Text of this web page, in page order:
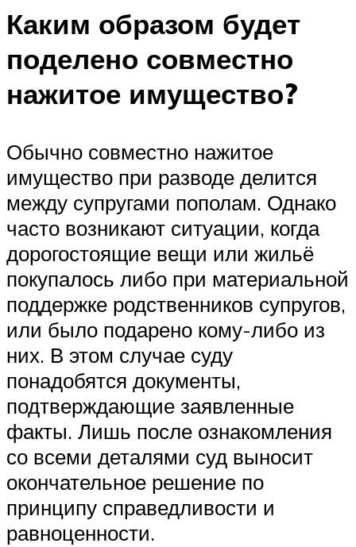
Каким образом будет
поделено совместно
нажитое имущество?
Обычно совместно нажитое
имущество при разводе делится
между супругами пополам. Однако
часто возникают ситуации, когда
дорогостоящие вещи или жильё
покупалось либо при материальной
поддержке родственников супругов,
или было подарено кому-либо из
них. В этом случае суду
понадобятся документы,
подтверждающие заявленные
факты. Лишь после ознакомления
со всеми деталями суд выносит
окончательное решение по
принципу справедливости и
равноценности.